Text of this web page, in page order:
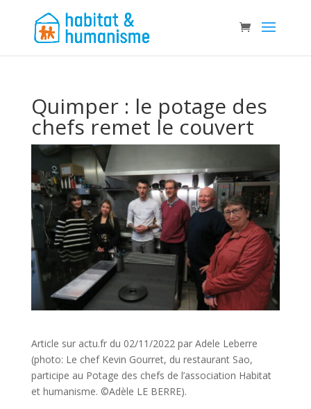
Quimper : le potage des
chefs remet le couvert
Article sur actu.fr du 02/11/2022 par Adele Leberre
(photo: Le chef Kevin Gourret, du restaurant Sao,
participe au Potage des chefs de l’association Habitat
et humanisme. ©Adèle LE BERRE).